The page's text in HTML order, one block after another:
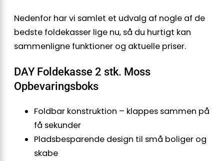
Nedenfor har vi samlet et udvalg af nogle af de
bedste foldekasser lige nu, så du hurtigt kan
sammenligne funktioner og aktuelle priser.
DAY Foldekasse 2 stk. Moss
Opbevaringsboks
Foldbar konstruktion – klappes sammen på
få sekunder
Pladsbesparende design til små boliger og
skabe